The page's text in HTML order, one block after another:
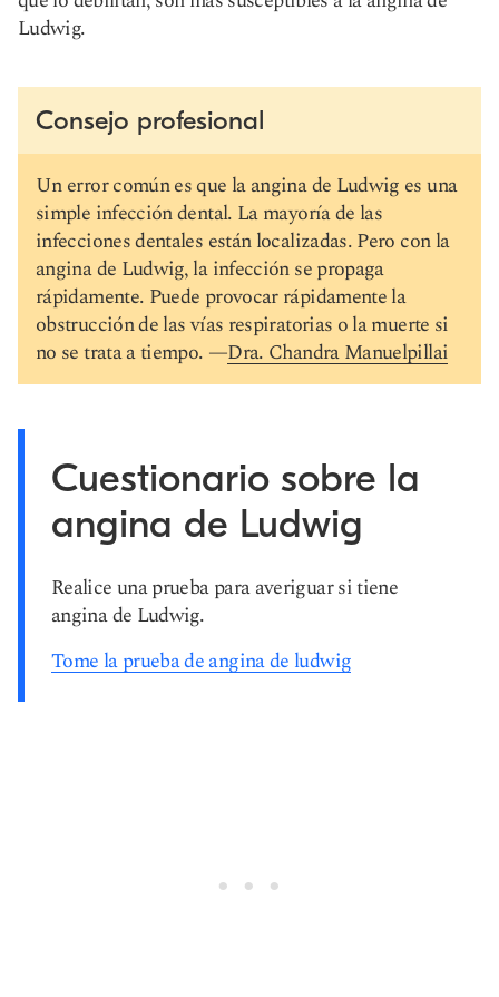
Ludwig.
Consejo profesional
Un error común es que la angina de Ludwig es una
simple infección dental. La mayoría de las
infecciones dentales están localizadas. Pero con la
angina de Ludwig, la infección se propaga
rápidamente. Puede provocar rápidamente la
obstrucción de las vías respiratorias o la muerte si
no se trata a tiempo. —Dra. Chandra Manuelpillai
Cuestionario sobre la
angina de Ludwig
Realice una prueba para averiguar si tiene
angina de Ludwig.
Tome la prueba de angina de ludwig